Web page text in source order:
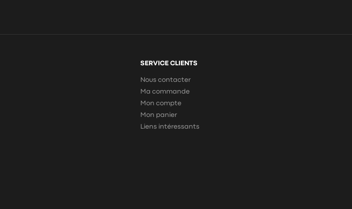
SERVICE CLIENTS
Nous contacter
Ma commande
Mon compte
Mon panier
Liens intéressants